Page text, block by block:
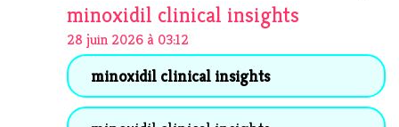
minoxidil clinical insights
28 juin 2026 à 03:12
minoxidil clinical insights